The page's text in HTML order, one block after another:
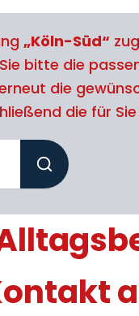
„Köln-Süd“
bitte die
die
die für